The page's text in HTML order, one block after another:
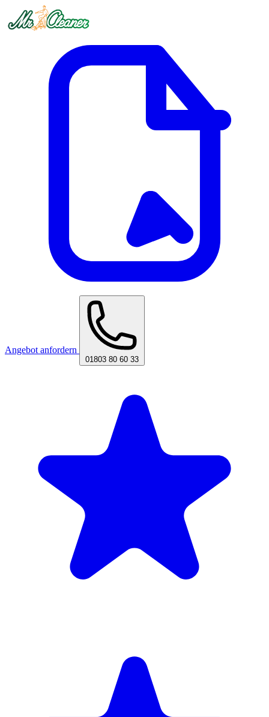
Angebot anfordern
01803 80 60 33